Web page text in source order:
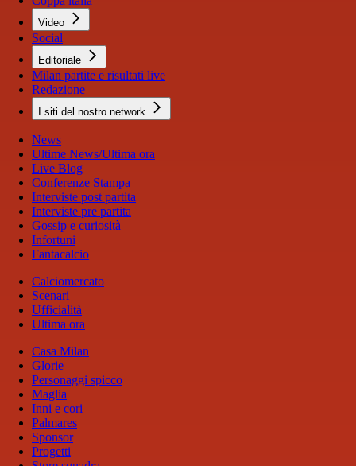
Video
Social
Editoriale
Milan partite e risultati live
Redazione
I siti del nostro network
News
Ultime News/Ultima ora
Live Blog
Conferenze Stampa
Interviste post partita
Interviste pre partita
Gossip e curiosità
Infortuni
Fantacalcio
Calciomercato
Scenari
Ufficialità
Ultima ora
Casa Milan
Glorie
Personaggi spicco
Maglia
Inni e cori
Palmares
Sponsor
Progetti